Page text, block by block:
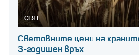
СВЯТ
Световните цени на
3-годишен връх